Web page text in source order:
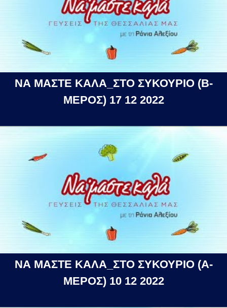
ΝΑ ΜΑΣΤΕ ΚΑΛΑ_ΣΤΟ ΣΥΚΟΥΡΙΟ (Β-
ΜΕΡΟΣ) 17 12 2022
ΝΑ ΜΑΣΤΕ ΚΑΛΑ_ΣΤΟ ΣΥΚΟΥΡΙΟ (Α-
ΜΕΡΟΣ) 10 12 2022